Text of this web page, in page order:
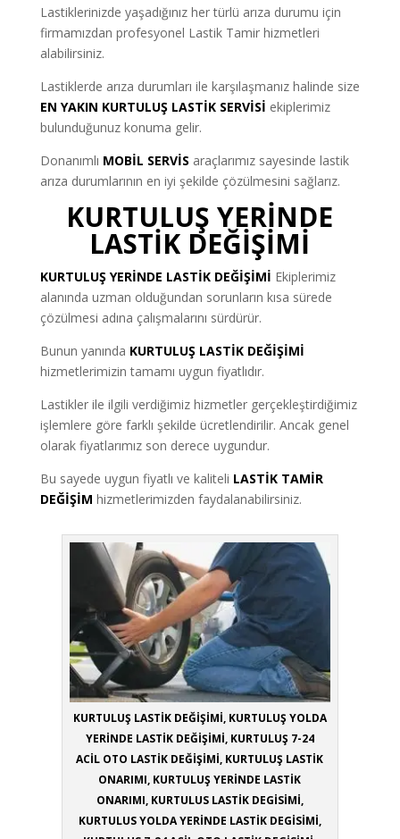
Lastiklerinizde yaşadığınız her türlü arıza durumu için
firmamızdan profesyonel Lastik Tamir hizmetleri
alabilirsiniz.
Lastiklerde arıza durumları ile karşılaşmanız halinde size
EN YAKIN KURTULUŞ LASTİK SERVİSİ ekiplerimiz
bulunduğunuz konuma gelir.
Donanımlı MOBİL SERVİS araçlarımız sayesinde lastik
arıza durumlarının en iyi şekilde çözülmesini sağlarız.
KURTULUŞ YERİNDE
LASTİK DEĞİŞİMİ
KURTULUŞ YERİNDE LASTİK DEĞİŞİMİ Ekiplerimiz
alanında uzman olduğundan sorunların kısa sürede
çözülmesi adına çalışmalarını sürdürür.
Bunun yanında KURTULUŞ LASTİK DEĞİŞİMİ
hizmetlerimizin tamamı uygun fiyatlıdır.
Lastikler ile ilgili verdiğimiz hizmetler gerçekleştirdiğimiz
işlemlere göre farklı şekilde ücretlendirilir. Ancak genel
olarak fiyatlarımız son derece uygundur.
Bu sayede uygun fiyatlı ve kaliteli LASTİK TAMİR
DEĞİŞİM hizmetlerimizden faydalanabilirsiniz.
KURTULUŞ LASTİK DEĞİŞİMİ, KURTULUŞ YOLDA
YERİNDE LASTİK DEĞİŞİMİ, KURTULUŞ 7-24
ACİL OTO LASTİK DEĞİŞİMİ, KURTULUŞ LASTİK
ONARIMI, KURTULUŞ YERİNDE LASTİK
ONARIMI, KURTULUS LASTİK DEGİSİMİ,
KURTULUS YOLDA YERİNDE LASTİK DEGİSİMİ,